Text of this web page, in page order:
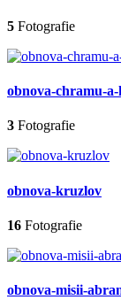
5 Fotografie
obnova-chramu-
3 Fotografie
obnova-kruzlov
16 Fotografie
obnova-misii-